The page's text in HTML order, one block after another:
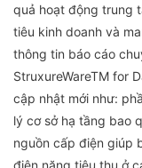
quả hoạt động trung
tiêu kinh doanh và
thông tin báo cáo
StruxureWareTM for
cập nhật mới như:
lý cơ sở hạ tầng bao
nguồn cấp điện giúp
điện năng tiêu thụ ở